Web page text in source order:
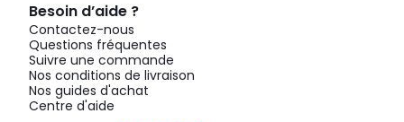
Besoin d’aide ?
Contactez-nous
Questions fréquentes
Suivre une commande
Nos conditions de livraison
Nos guides d'achat
Centre d'aide